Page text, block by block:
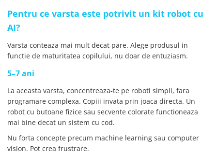
Pentru ce varsta este potrivit un kit robot cu
AI?
Varsta conteaza mai mult decat pare. Alege produsul in
functie de maturitatea copilului, nu doar de entuziasm.
5–7 ani
La aceasta varsta, concentreaza-te pe roboti simpli, fara
programare complexa. Copiii invata prin joaca directa. Un
robot cu butoane fizice sau secvente colorate functioneaza
mai bine decat un sistem cu cod.
Nu forta concepte precum machine learning sau computer
vision. Pot crea frustrare.